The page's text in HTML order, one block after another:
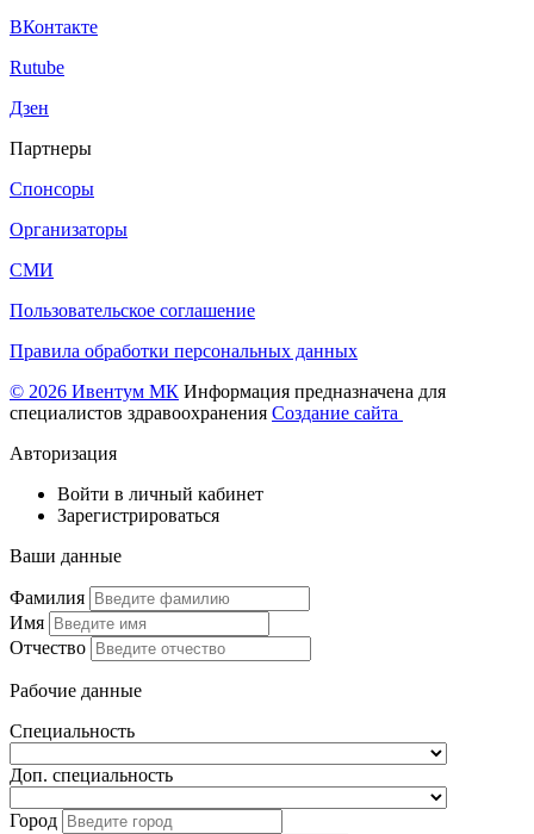
ВКонтакте
Rutube
Дзен
Партнеры
Спонсоры
Организаторы
СМИ
Пользовательское соглашение
Правила обработки персональных данных
© 2026 Ивентум МК Информация предназначена для
специалистов здравоохранения Создание сайта
Авторизация
Войти в личный кабинет
Зарегистрироваться
Ваши данные
Фамилия
Имя
Отчество
Рабочие данные
Специальность
Доп. специальность
Город